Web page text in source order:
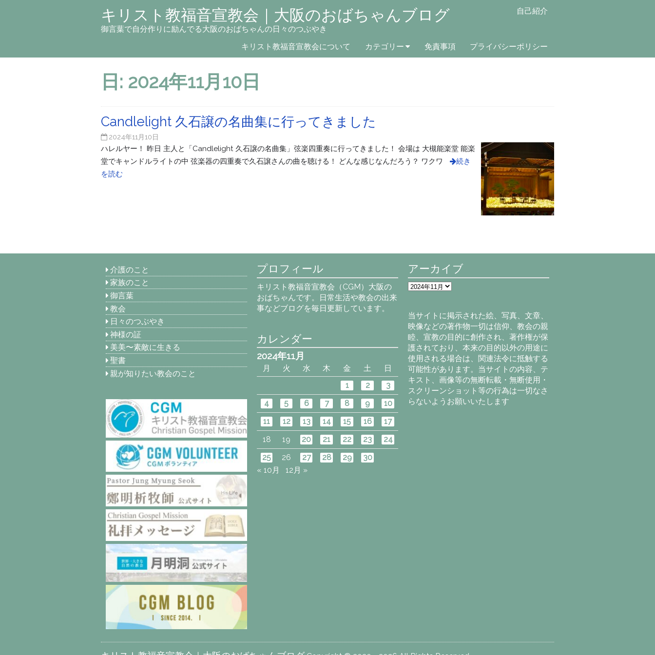
キリスト教福音宣教会｜大阪のおばちゃんブログ
御言葉で自分作りに励んでる大阪のおばちゃんの日々のつぶやき
自己紹介
キリスト教福音宣教会について カテゴリー 免責事項 プライバシーポリシー
日: 2024年11月10日
Candlelight 久石譲の名曲集に行ってきました
2024年11月10日
ハレルヤー！ 昨日 主人と「Candlelight 久石譲の名曲集」弦楽四重奏に行ってきました！ 会場は 大槻能楽堂 能楽
堂でキャンドルライトの中 弦楽器の四重奏で久石譲さんの曲を聴ける！ どんな感じなんだろう？ ワクワ
続き
を読む
介護のこと
家族のこと
御言葉
教会
日々のつぶやき
神様の証
美美〜素敵に生きる
聖書
親が知りたい教会のこと
プロフィール
キリスト教福音宣教会（CGM）大阪の
おばちゃんです。日常生活や教会の出来
事などブログを毎日更新しています。
アーカイブ
ア
ー
ブ
当サイトに掲示された絵、写真、文章、
映像などの著作物一切は信仰、教会の親
睦、宣教の目的に創作され、著作権が保
護されており、本来の目的以外の用途に
使用される場合は、関連法令に抵触する
可能性があります。当サイトの内容、テ
キスト、画像等の無断転載・無断使用・
スクリーンショット等の行為は一切なさ
らないようお願いいたします
カレンダー
2024年11月
月 火 水 木 金 土
日
1
2
3
4
5 6 7 8 9
10
11
12 13 14 15 16
17
18
19 20 21 22 23
24
25
26 27 28 29
30
« 10月
12月 »